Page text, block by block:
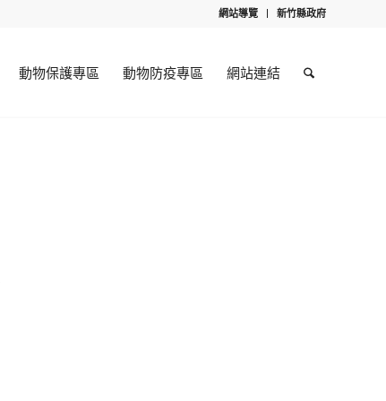
網站導覽 新竹縣政府
動物保護專區 動物防疫專區 網站連結